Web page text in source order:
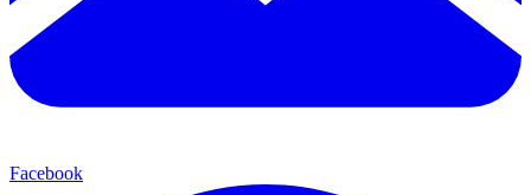
Facebook